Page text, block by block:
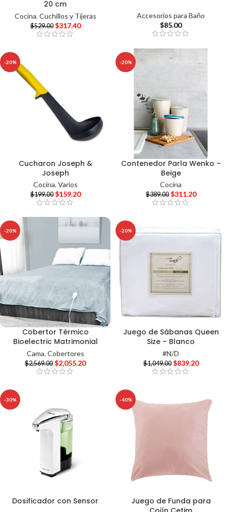
20 cm
Cocina, Cuchillos y Tijeras
$529.00 $317.40
Accesorios para Baño
$85.00
-20%
Cucharon Joseph &
Joseph
Cocina, Varios
$199.00 $159.20
-20%
Contenedor Parla Wenko –
Beige
Cocina
$389.00 $311.20
-20%
Cobertor Térmico
Bioelectric Matrimonial
Cama, Cobertores
$2,569.00 $2,055.20
-20%
Juego de Sábanas Queen
Size – Blanco
#N/D
$1,049.00 $839.20
-30%
Dosificador con Sensor
-40%
Juego de Funda para